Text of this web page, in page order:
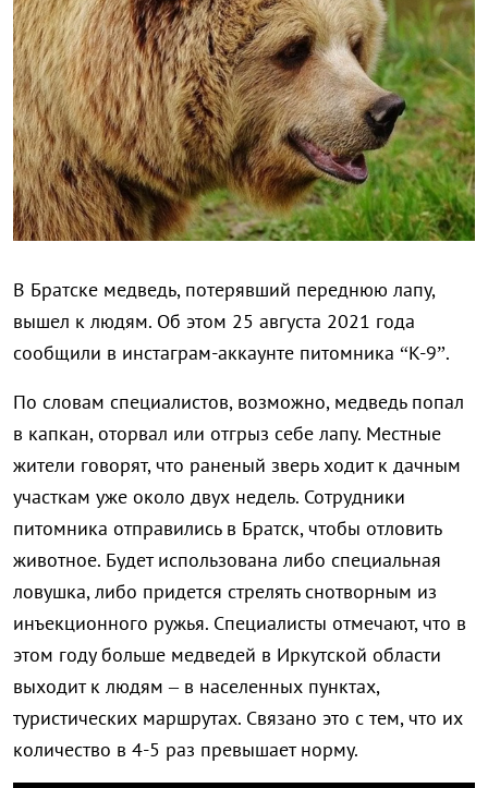
В Братске медведь, потерявший переднюю лапу,
вышел к людям. Об этом 25 августа 2021 года
сообщили в инстаграм-аккаунте питомника “К-9”.
По словам специалистов, возможно, медведь попал
в капкан, оторвал или отгрыз себе лапу. Местные
жители говорят, что раненый зверь ходит к дачным
участкам уже около двух недель. Сотрудники
питомника отправились в Братск, чтобы отловить
животное. Будет использована либо специальная
ловушка, либо придется стрелять снотворным из
инъекционного ружья. Специалисты отмечают, что в
этом году больше медведей в Иркутской области
выходит к людям – в населенных пунктах,
туристических маршрутах. Связано это с тем, что их
количество в 4-5 раз превышает норму.